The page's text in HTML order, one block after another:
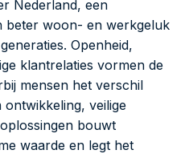
Nederland, een
beter woon- en werkgeluk
Openheid,
klantrelaties vormen de
mensen het verschil
veilige
bouwt
waarde en legt het